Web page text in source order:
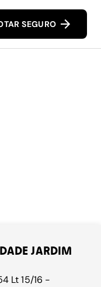
SEGURO
JARDIM
Lt 15/16 -